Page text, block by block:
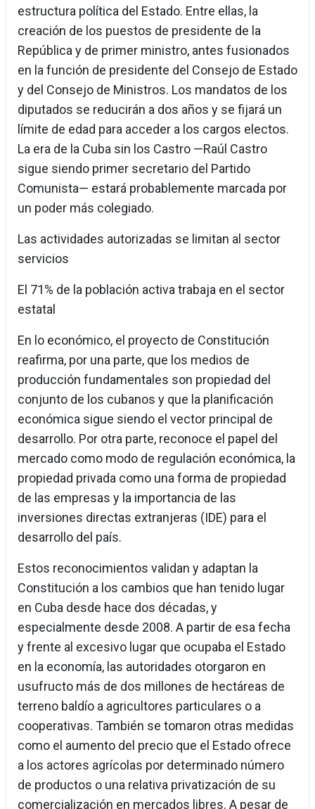
estructura política del Estado. Entre ellas, la
creación de los puestos de presidente de la
República y de primer ministro, antes fusionados
en la función de presidente del Consejo de Estado
y del Consejo de Ministros. Los mandatos de los
diputados se reducirán a dos años y se fijará un
límite de edad para acceder a los cargos electos.
La era de la Cuba sin los Castro —Raúl Castro
sigue siendo primer secretario del Partido
Comunista— estará probablemente marcada por
un poder más colegiado.
Las actividades autorizadas se limitan al sector
servicios
El 71% de la población activa trabaja en el sector
estatal
En lo económico, el proyecto de Constitución
reafirma, por una parte, que los medios de
producción fundamentales son propiedad del
conjunto de los cubanos y que la planificación
económica sigue siendo el vector principal de
desarrollo. Por otra parte, reconoce el papel del
mercado como modo de regulación económica, la
propiedad privada como una forma de propiedad
de las empresas y la importancia de las
inversiones directas extranjeras (IDE) para el
desarrollo del país.
Estos reconocimientos validan y adaptan la
Constitución a los cambios que han tenido lugar
en Cuba desde hace dos décadas, y
especialmente desde 2008. A partir de esa fecha
y frente al excesivo lugar que ocupaba el Estado
en la economía, las autoridades otorgaron en
usufructo más de dos millones de hectáreas de
terreno baldío a agricultores particulares o a
cooperativas. También se tomaron otras medidas
como el aumento del precio que el Estado ofrece
a los actores agrícolas por determinado número
de productos o una relativa privatización de su
comercialización en mercados libres. A pesar de